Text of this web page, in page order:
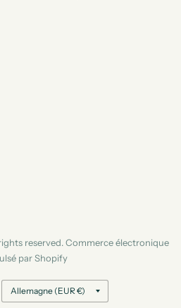
reserved. Commerce électronique
par Shopify
Mettre
à